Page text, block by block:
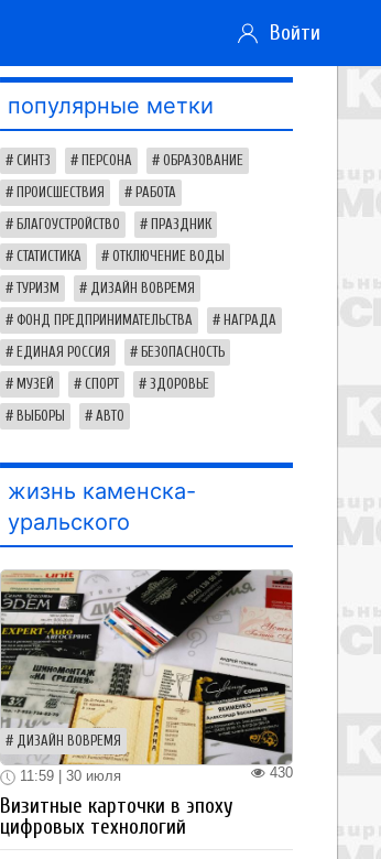
Войти
популярные метки
СИНТЗ ПЕРСОНА ОБРАЗОВАНИЕ
ПРОИСШЕСТВИЯ РАБОТА
БЛАГОУСТРОЙСТВО ПРАЗДНИК
СТАТИСТИКА ОТКЛЮЧЕНИЕ ВОДЫ
ТУРИЗМ ДИЗАЙН ВОВРЕМЯ
ФОНД ПРЕДПРИНИМАТЕЛЬСТВА НАГРАДА
ЕДИНАЯ РОССИЯ БЕЗОПАСНОСТЬ
МУЗЕЙ СПОРТ ЗДОРОВЬЕ
ВЫБОРЫ АВТО
жизнь каменска-
уральского
ДИЗАЙН ВОВРЕМЯ
430
11:59 | 30 июля
Визитные карточки в эпоху
цифровых технологий